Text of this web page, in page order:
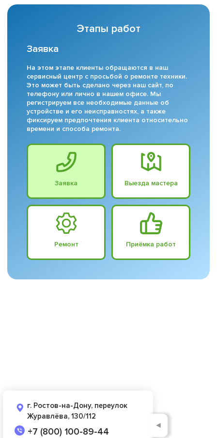
Этапы работ
Заявка
На этом этапе клиенты обращаются в наш
сервисный центр с просьбой о ремонте техники.
Это может быть сделано через наш сайт, по
телефону или лично в нашем офисе. Мы
регистрируем все необходимые данные об
устройстве и его неисправностях, а также
фиксируем предпочтения клиента относительно
времени и способа ремонта.
Заявка Выезда мастера
Ремонт Приёмка работ
г. Ростов-на-Дону, переулок
Журавлёва, 130/112
+7 (800) 100-89-44
◄